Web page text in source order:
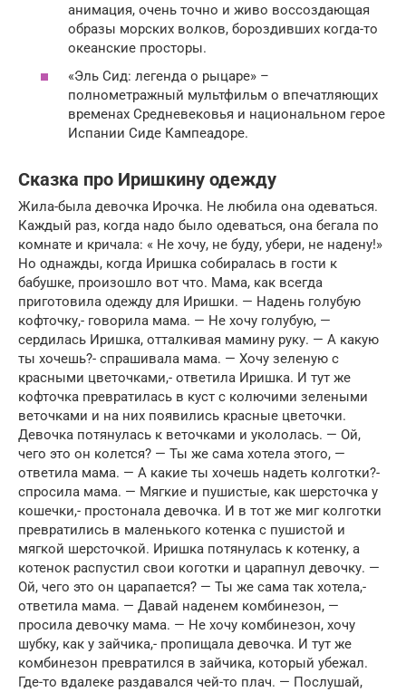
анимация, очень точно и живо воссоздающая
образы морских волков, бороздивших когда-то
океанские просторы.
«Эль Сид: легенда о рыцаре» –
полнометражный мультфильм о впечатляющих
временах Средневековья и национальном герое
Испании Сиде Кампеадоре.
Сказка про Иришкину одежду
Жила-была девочка Ирочка. Не любила она одеваться.
Каждый раз, когда надо было одеваться, она бегала по
комнате и кричала: « Не хочу, не буду, убери, не надену!»
Но однажды, когда Иришка собиралась в гости к
бабушке, произошло вот что. Мама, как всегда
приготовила одежду для Иришки. — Надень голубую
кофточку,- говорила мама. — Не хочу голубую, —
сердилась Иришка, отталкивая мамину руку. — А какую
ты хочешь?- спрашивала мама. — Хочу зеленую с
красными цветочками,- ответила Иришка. И тут же
кофточка превратилась в куст с колючими зелеными
веточками и на них появились красные цветочки.
Девочка потянулась к веточками и укололась. — Ой,
чего это он колется? — Ты же сама хотела этого, —
ответила мама. — А какие ты хочешь надеть колготки?-
спросила мама. — Мягкие и пушистые, как шерсточка у
кошечки,- простонала девочка. И в тот же миг колготки
превратились в маленького котенка с пушистой и
мягкой шерсточкой. Иришка потянулась к котенку, а
котенок распустил свои коготки и царапнул девочку. —
Ой, чего это он царапается? — Ты же сама так хотела,-
ответила мама. — Давай наденем комбинезон, —
просила девочку мама. — Не хочу комбинезон, хочу
шубку, как у зайчика,- пропищала девочка. И тут же
комбинезон превратился в зайчика, который убежал.
Где-то вдалеке раздавался чей-то плач. — Послушай,